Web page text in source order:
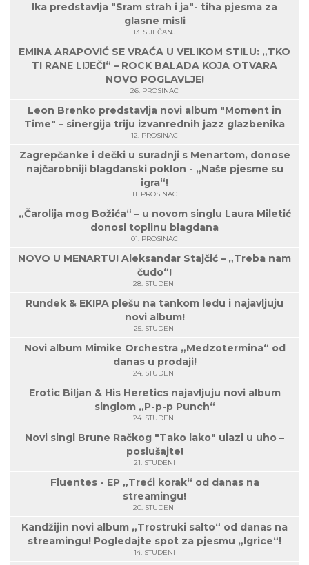
Ika predstavlja "Sram strah i ja"- tiha pjesma za
glasne misli
13. SIJEČANJ
EMINA ARAPOVIĆ SE VRAĆA U VELIKOM STILU: „TKO
TI RANE LIJEČI“ – ROCK BALADA KOJA OTVARA
NOVO POGLAVLJE!
26. PROSINAC
Leon Brenko predstavlja novi album "Moment in
Time" – sinergija triju izvanrednih jazz glazbenika
12. PROSINAC
Zagrepčanke i dečki u suradnji s Menartom, donose
najčarobniji blagdanski poklon - „Naše pjesme su
igra“!
11. PROSINAC
„Čarolija mog Božića“ – u novom singlu Laura Miletić
donosi toplinu blagdana
01. PROSINAC
NOVO U MENARTU! Aleksandar Stajčić – „Treba nam
čudo“!
28. STUDENI
Rundek & EKIPA plešu na tankom ledu i najavljuju
novi album!
25. STUDENI
Novi album Mimike Orchestra „Medzotermina“ od
danas u prodaji!
24. STUDENI
Erotic Biljan & His Heretics najavljuju novi album
singlom „P-p-p Punch“
24. STUDENI
Novi singl Brune Račkog "Tako lako" ulazi u uho –
poslušajte!
21. STUDENI
Fluentes - EP „Treći korak“ od danas na
streamingu!
20. STUDENI
Kandžijin novi album „Trostruki salto“ od danas na
streamingu! Pogledajte spot za pjesmu „Igrice“!
14. STUDENI